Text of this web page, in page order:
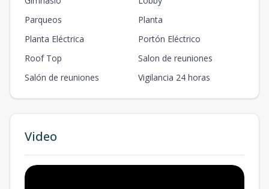
Parqueos
Planta
Planta Eléctrica
Portón Eléctrico
Roof Top
Salon de reuniones
Salón de reuniones
Vigilancia 24 horas
Video